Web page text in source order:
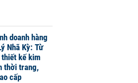
doanh hàng
Nhã Kỳ: Từ
thiết kế kim
thời trang,
cấp